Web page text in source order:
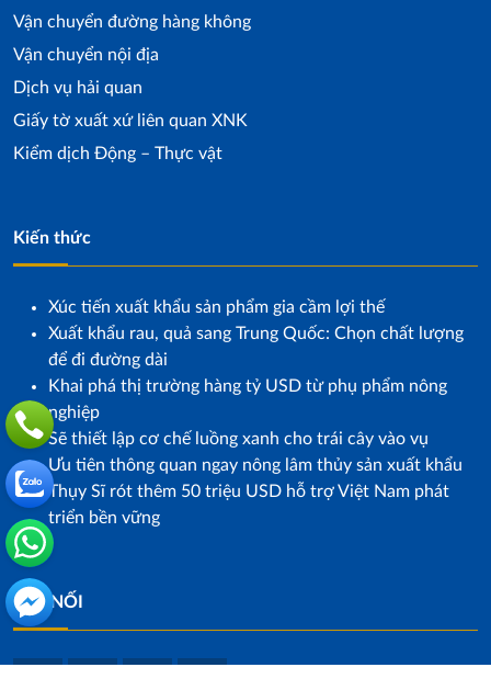
Vận chuyển đường hàng không
Vận chuyển nội địa
Dịch vụ hải quan
Giấy tờ xuất xứ liên quan XNK
Kiểm dịch Động – Thực vật
Kiến thức
Xúc tiến xuất khẩu sản phẩm gia cầm lợi thế
Xuất khẩu rau, quả sang Trung Quốc: Chọn chất lượng
để đi đường dài
Khai phá thị trường hàng tỷ USD từ phụ phẩm nông
nghiệp
Sẽ thiết lập cơ chế luồng xanh cho trái cây vào vụ
Ưu tiên thông quan ngay nông lâm thủy sản xuất khẩu
Thụy Sĩ rót thêm 50 triệu USD hỗ trợ Việt Nam phát
triển bền vững
KẾT NỐI